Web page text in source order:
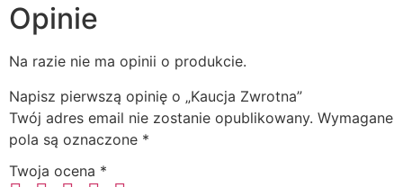
Opinie
Na razie nie ma opinii o produkcie.
Napisz pierwszą opinię o „Kaucja Zwrotna”
Twój adres email nie zostanie opublikowany. Wymagane
pola są oznaczone *
Twoja ocena *